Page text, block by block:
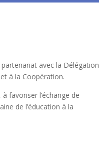
avec la Délégation
à la Coopération.
favoriser l’échange de
de l’éducation à la